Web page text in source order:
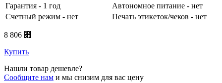
Гарантия - 1 год
Автономное питание - нет
Счетный режим - нет
Печать этикеток/чеков - нет
8 806 ⃏
Купить
Нашли товар дешевле?
Сообщите нам и мы снизим для вас цену